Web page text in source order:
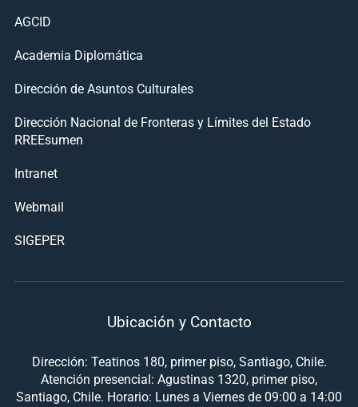
AGCID
Academia Diplomática
Dirección de Asuntos Culturales
Dirección Nacional de Fronteras y Límites del Estado
RREEsumen
Intranet
Webmail
SIGEPER
Ubicación y Contacto
Dirección: Teatinos 180, primer piso, Santiago, Chile.
Atención presencial: Agustinas 1320, primer piso,
Santiago, Chile. Horario: Lunes a Viernes de 09:00 a 14:00